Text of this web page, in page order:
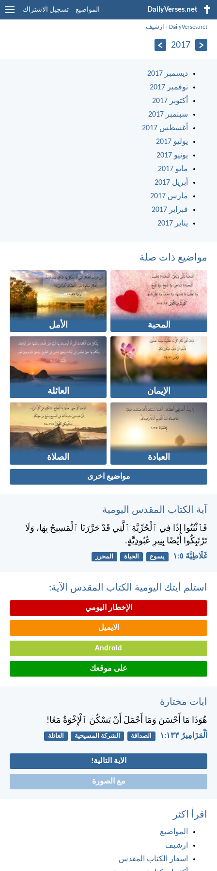
DailyVerses.net المواضيع تسجيل الاشتراك
DailyVerses.net
› ارشيف
2017
ديسمبر 2017
نوفمبر 2017
أكتوبر 2017
سبتمبر 2017
أغسطس 2017
يوليو 2017
يونيو 2017
مايو 2017
أبريل 2017
مارس 2017
فبراير 2017
يناير 2017
مواضيع ذات صلة
المحبة الأمل
الإيمان العائلة
العبادة الصلاة
مواضيع اخرى
آية الكتاب المقدس اليومية
فَٱثْبُتُوا إِذًا فِي ٱلْحُرِّيَّةِ ٱلَّتِي قَدْ حَرَّرَنَا ٱلْمَسِيحُ بِهَا، وَلَا
تَرْتَبِكُوا أَيْضًا بِنِيرِ عُبُودِيَّةٍ.
غَلَاطِيَّةَ ٥:‏١ يسوع الحياة المحرر
استلم أيتك اليومية الكتاب المقدس الآية:
الإخطار اليومي
الايميل
Android
على موقعك
ايات مختارة
هُوَذَا مَا أَحْسَنَ وَمَا أَجْمَلَ أَنْ يَسْكُنَ ٱلْإِخْوَةُ مَعًا!
اَلْمَزَامِيرُ ١٣٣:‏١ الصداقة الشركة المسيحية العائلة
الاية التالية!
مع الصورة
اقرأ اكثر
المواضيع
ارشيف
اسفار الكتاب المقدس